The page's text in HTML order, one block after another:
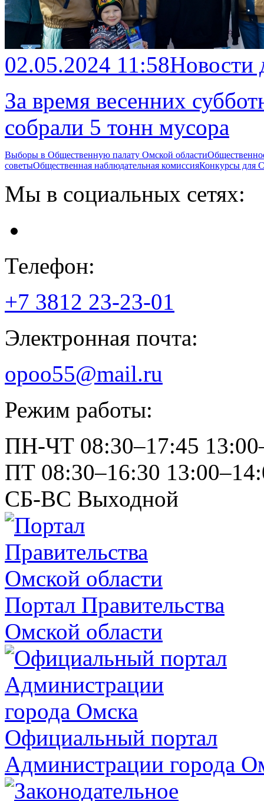
02.05.2024 11:58
За время весенних
собрали 5 тонн мусора
Выборы в Общественную палату Омской области
советыОбщественная наблюдательная комиссияКонкурсы
Мы в социальных сетях:
Телефон:
+7 3812 23-23-01
Электронная почта:
opoo55@mail.ru
Режим работы:
ПН-ЧТ 08:30–17:45
ПТ 08:30–16:30
СБ-ВС Выходной
Портал Правительства
Омской области
Официальный портал
Администрации города